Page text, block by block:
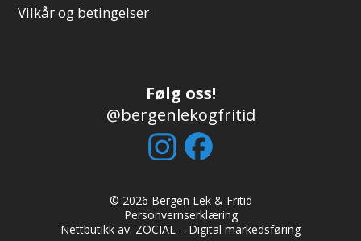
Vilkår og betingelser
Følg oss!
@bergenlekogfritid
© 2026 Bergen Lek & Fritid
Personvernserklæring
Nettbutikk av: ZOCIAL – Digital markedsføring